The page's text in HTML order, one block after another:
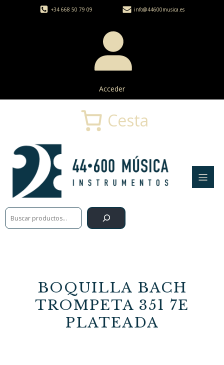
+34 668 50 79 09 info@44600musica.es
Acceder
Buscar
Cesta
BOQUILLA BACH
TROMPETA 351 7E
PLATEADA